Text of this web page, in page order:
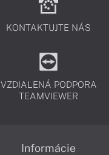
KONTAKTUJTE NÁS
VZDIALENÁ PODPORA
TEAMVIEWER
Informácie